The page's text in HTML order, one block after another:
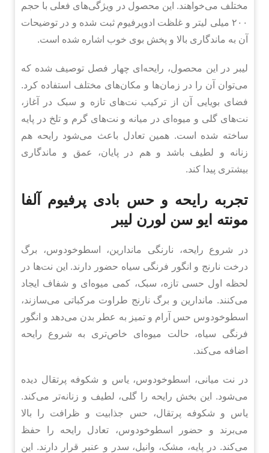
مختلف می‌خواهند. این محصول در ویژگی‌های فعلی با حجم
۲۰۰ میلی لیتر و غلظت ادوپرفیوم ثبت شده و در توضیحات
آن به ماندگاری بالا و پخش بوی خوب اشاره شده است.
لیبر در این محصول، رایحه‌ای چهار فصل توصیف شده که
می‌توان آن را در زمان‌ها و مکان‌های مختلف استفاده کرد.
فضای بویایی آن از ترکیب نت‌های تازه و سبک در آغاز،
نت‌های گلی و میوه‌ای در میانه و نت‌های گرم و تلخ در پایه
ساخته شده است. همین تعادل باعث می‌شود رایحه هم
زنانه و لطیف باشد و هم در پایان، عمق و ماندگاری
بیشتری پیدا کند.
تجربه رایحه و حس بادی پرفیوم آلفا
مونته ایو سن لورن لیبر
در شروع رایحه، نارنگی ماندارین، اسطوخودوس، برگ
درخت نارنج و انگور فرنگی سیاه حضور دارند. این نت‌ها در
لحظه اول حسی تازه، سبک، کمی میوه‌ای و شفاف ایجاد
می‌کنند. ماندارین و برگ نارنج طراوت مرکباتی می‌سازند،
اسطوخودوس حس آرام و تمیز به عطر بدن می‌دهد و انگور
فرنگی سیاه، حالت میوه‌ای خاص‌تری به شروع رایحه
اضافه می‌کند.
در نت میانی، اسطوخودوس، یاس و شکوفه پرتقال دیده
می‌شود. این بخش رایحه را گلی، لطیف و زنانه‌تر می‌کند.
یاس و شکوفه پرتقال، حس جذابیت و ظرافت را بالا
می‌برند و حضور اسطوخودوس، تعادل رایحه را حفظ
می‌کند. در پایه، مشک، وانیل، سدر و عنبر قرار دارند. این